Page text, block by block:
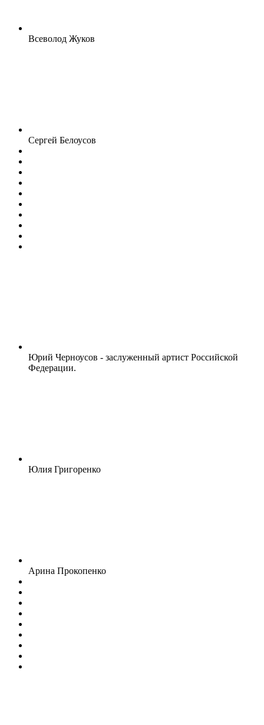
Всеволод Жуков
Сергей Белоусов
Юрий Черноусов - заслуженный артист Российской
Федерации.
Юлия Григоренко
Арина Прокопенко